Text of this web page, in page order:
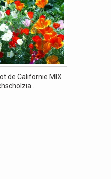
de Californie MIX